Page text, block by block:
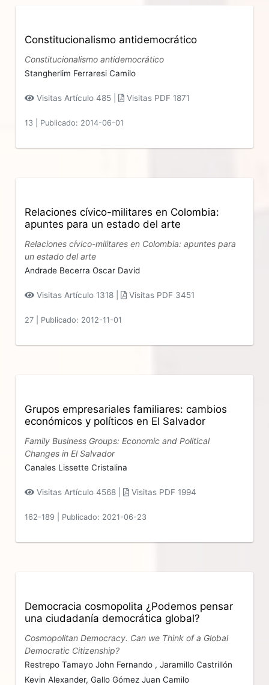
Constitucionalismo antidemocrático
Constitucionalismo antidemocrático
Stangherlim Ferraresi Camilo
Visitas Artículo 485 | Visitas PDF 1871
13 Publicado: 2014-06-01
Relaciones cívico-militares en Colombia:
apuntes para un estado del arte
Relaciones cívico-militares en Colombia: apuntes para
un estado del arte
Andrade Becerra Oscar David
Visitas Artículo 1318 | Visitas PDF 3451
27 Publicado: 2012-11-01
Grupos empresariales familiares: cambios
económicos y políticos en El Salvador
Family Business Groups: Economic and Political
Changes in El Salvador
Canales Lissette Cristalina
Visitas Artículo 4568 | Visitas PDF 1994
162-189 Publicado: 2021-06-23
Democracia cosmopolita ¿Podemos pensar
una ciudadanía democrática global?
Cosmopolitan Democracy. Can we Think of a Global
Democratic Citizenship?
Restrepo Tamayo John Fernando ,Jaramillo Castrillón
Kevin Alexander,Gallo Gómez Juan Camilo